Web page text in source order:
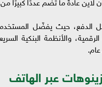
حيث يفضّل
والأنظمة البنكية
عبر الهاتف